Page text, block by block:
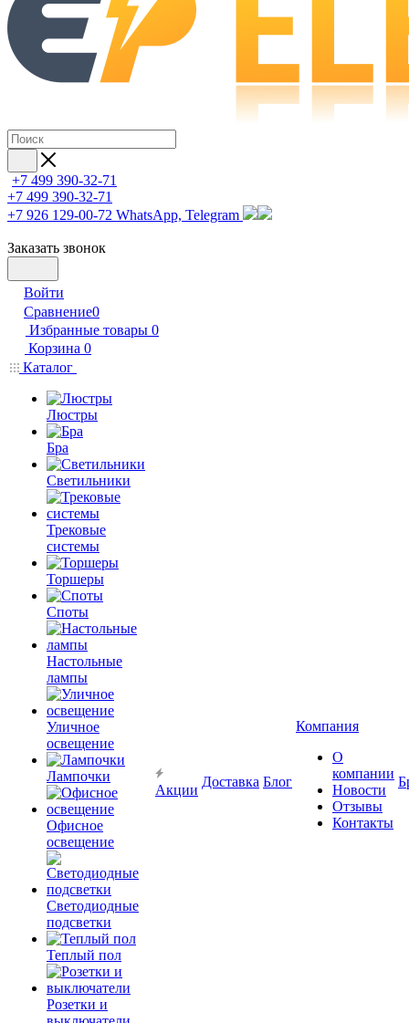
+7 499 390-32-71
+7 499 390-32-71
+7 926 129-00-72 WhatsApp, Telegram
Заказать звонок
Войти
Сравнение0
Избранные товары 0
Корзина 0
Каталог
Люстры
Бра
Светильники
Трековые
системы
Торшеры
Споты
Настольные
лампы
Уличное
освещение
Лампочки
Офисное
освещение
Светодиодные
подсветки
Теплый пол
Розетки и
Акции
Доставка Блог
Компания
О
компании
Новости
Отзывы
Контакты